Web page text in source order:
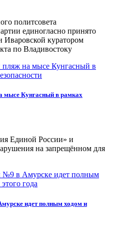
политсовета
единогласно принято
Иваровской куратором
по Владивостоку
мысе Кунгасный в рамках
Единой России» и
на запрещённом для
идет полным ходом и